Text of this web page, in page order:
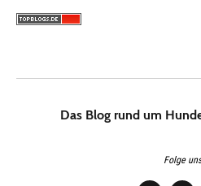
Das Blog rund um
Folge uns